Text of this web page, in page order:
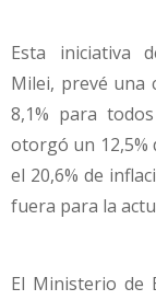
Esta iniciativa
Milei, prevé una
8,1% para
otorgó un 12,5%
el 20,6% de
fuera para la
El Ministerio de